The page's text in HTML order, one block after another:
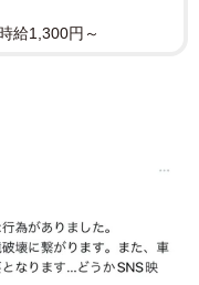
給1,300円～